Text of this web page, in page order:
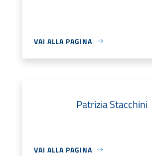
VAI ALLA PAGINA
Patrizia Stacchini
VAI ALLA PAGINA